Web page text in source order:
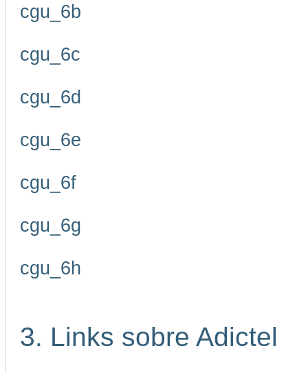
cgu_6b
cgu_6c
cgu_6d
cgu_6e
cgu_6f
cgu_6g
cgu_6h
3. Links sobre Adictel